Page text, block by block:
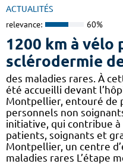
ACTUALITÉS
relevance: 60%
1200 km à
sclérodermie
des maladies rares. À
été accueilli devant
Montpellier, entouré de
personnels non
initiative, qui contribue
patients, soignants et
Montpellier, un centre
maladies rares L’étape